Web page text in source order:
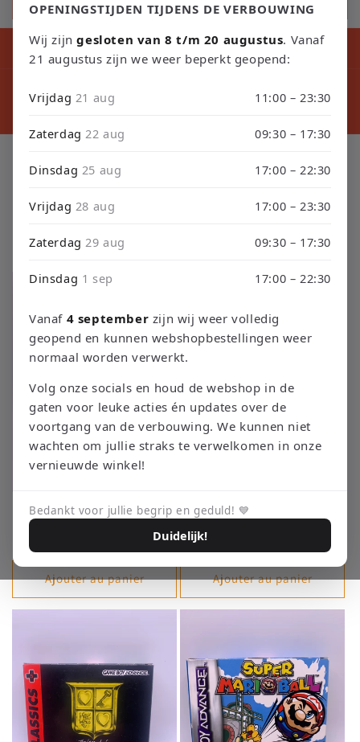
Kortingscode tijdens ons verbouwing10% Korting op Games en
Consoles : Verbouwing2026
⚠️ PLEASE NOTE: Orders placed from August 4 through
September 3 will be shipped on September 4 due to our
Gameboy Advance CIBs
Filtrer et trier 26 produits
Manic Miner (CIB) - Gameboy
Advance
Ajouter au panier
Advance Wars (CIB) – Game Boy
Advance
Ajouter au panier
OPENINGSTIJDEN TIJDENS DE VERBOUWING
Wij zijngesloten van 8 t/m 20 augustus. Vanaf
21 augustus zijn we weer beperkt geopend:
Vrijdag 21 aug 11:00 – 23:30
Zaterdag22 aug 09:30 – 17:30
Dinsdag 25 aug 17:00 – 22:30
Vrijdag 28 aug 17:00 – 23:30
Zaterdag29 aug 09:30 – 17:30
Dinsdag 1 sep 17:00 – 22:30
Vanaf 4 september zijn wij weer volledig
geopend en kunnen webshopbestellingen weer
normaal worden verwerkt.
Volg onze socials en houd de webshop in de
gaten voor leuke acties én updates over de
voortgang van de verbouwing. We kunnen niet
wachten om jullie straks te verwelkomen in onze
vernieuwde winkel!
Bedankt voor jullie begrip en geduld! 💙
Duidelijk!